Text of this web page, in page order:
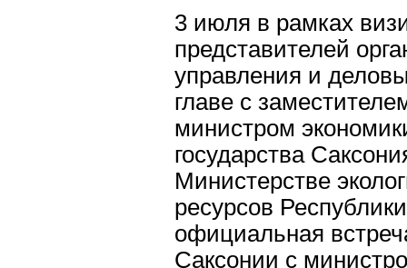
3 июля в рамках
представителей
управления и
главе с
министром
государства
Министерстве
ресурсов
официальная
Саксонии с